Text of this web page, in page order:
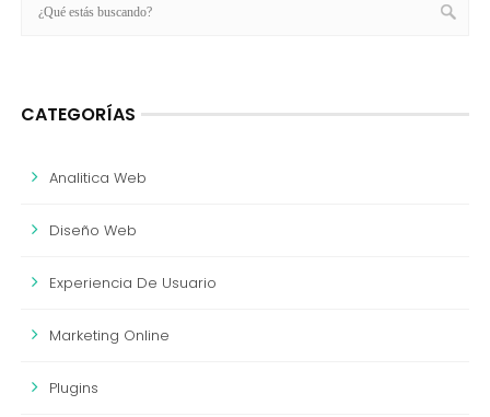
CATEGORÍAS
Analitica Web
Diseño Web
Experiencia De Usuario
Marketing Online
Plugins